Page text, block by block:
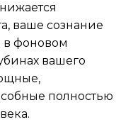
ваше сознание
в фоновом
вашего
полностью